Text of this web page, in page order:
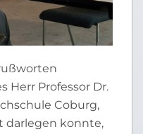
Herr Professor Dr.
Coburg,
darlegen konnte,